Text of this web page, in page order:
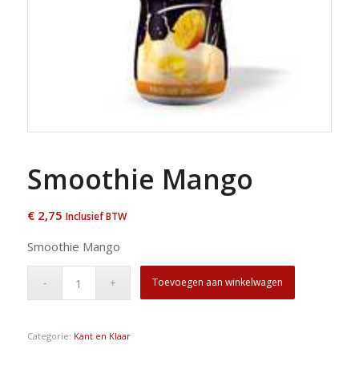
Smoothie Mango
€2,75 Inclusief BTW
Smoothie Mango
Toevoegen aan winkelwagen
Categorie: Kant en Klaar